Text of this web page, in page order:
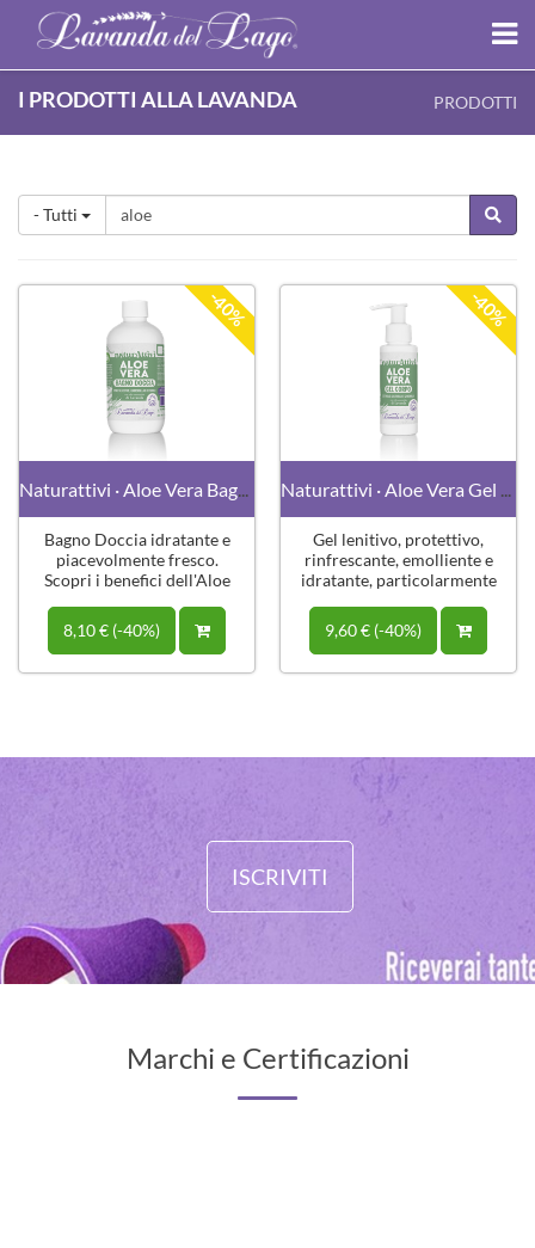
I PRODOTTI ALLA LAVANDA PRODOTTI
- Tutti
Naturattivi · Aloe Vera Bagno Doccia
Bagno Doccia idratante e
piacevolmente fresco.
Scopri i benefici dell'Aloe
8,10 € (-40%)
-40%
Naturattivi · Aloe Vera Gel Corpo
Gel lenitivo, protettivo,
rinfrescante, emolliente e
idratante, particolarmente
9,60 € (-40%)
-40%
ISCRIVITI
Marchi e Certificazioni